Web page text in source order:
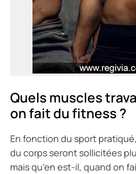
Quels muscles
on fait du fitness ?
En fonction du sport
du corps seront sollicitées
mais qu’en est-il, quand on